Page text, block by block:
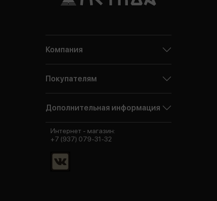
Компания
Покупателям
Дополнительная информация
Интернет - магазин:
+7 (937) 079-31-32